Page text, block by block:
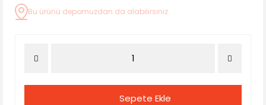
Bu ürünü depomuzdan da alabilirsiniz.
Sepete Ekle